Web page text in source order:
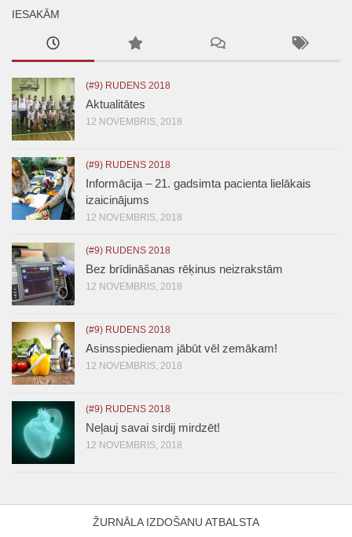
IESAKĀM
(#9) RUDENS 2018
Aktualitātes
12 NOVEMBRIS, 2018
(#9) RUDENS 2018
Informācija – 21. gadsimta pacienta lielākais
izaicinājums
12 NOVEMBRIS, 2018
(#9) RUDENS 2018
Bez brīdināšanas rēķinus neizrakstām
12 NOVEMBRIS, 2018
(#9) RUDENS 2018
Asinsspiedienam jābūt vēl zemākam!
12 NOVEMBRIS, 2018
(#9) RUDENS 2018
Neļauj savai sirdij mirdzēt!
12 NOVEMBRIS, 2018
ŽURNĀLA IZDOŠANU ATBALSTA